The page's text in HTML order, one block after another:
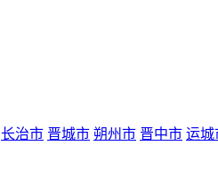
长治市 晋城市 朔州市 晋中市 运城